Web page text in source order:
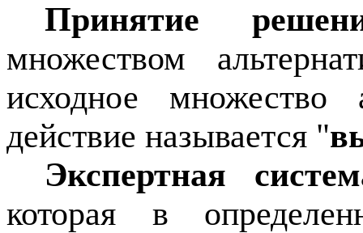
Принятие
множеством
исходное множество
действие называется "
Экспертная
которая в